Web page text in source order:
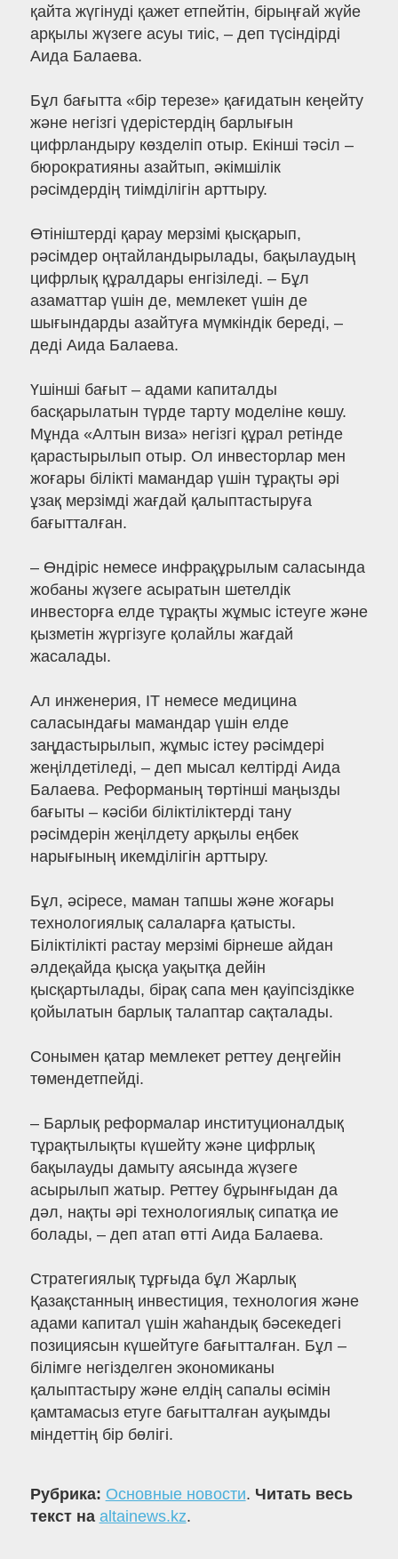
қайта жүгінуді қажет етпейтін, бірыңғай жүйе
арқылы жүзеге асуы тиіс, – деп түсіндірді
Аида Балаева.
Бұл бағытта «бір терезе» қағидатын кеңейту
және негізгі үдерістердің барлығын
цифрландыру көзделіп отыр. Екінші тәсіл –
бюрократияны азайтып, әкімшілік
рәсімдердің тиімділігін арттыру.
Өтініштерді қарау мерзімі қысқарып,
рәсімдер оңтайландырылады, бақылаудың
цифрлық құралдары енгізіледі. – Бұл
азаматтар үшін де, мемлекет үшін де
шығындарды азайтуға мүмкіндік береді, –
деді Аида Балаева.
Үшінші бағыт – адами капиталды
басқарылатын түрде тарту моделіне көшу.
Мұнда «Алтын виза» негізгі құрал ретінде
қарастырылып отыр. Ол инвесторлар мен
жоғары білікті мамандар үшін тұрақты әрі
ұзақ мерзімді жағдай қалыптастыруға
бағытталған.
– Өндіріс немесе инфрақұрылым саласында
жобаны жүзеге асыратын шетелдік
инвесторға елде тұрақты жұмыс істеуге және
қызметін жүргізуге қолайлы жағдай
жасалады.
Ал инженерия, IT немесе медицина
саласындағы мамандар үшін елде
заңдастырылып, жұмыс істеу рәсімдері
жеңілдетіледі, – деп мысал келтірді Аида
Балаева. Реформаның төртінші маңызды
бағыты – кәсіби біліктіліктерді тану
рәсімдерін жеңілдету арқылы еңбек
нарығының икемділігін арттыру.
Бұл, әсіресе, маман тапшы және жоғары
технологиялық салаларға қатысты.
Біліктілікті растау мерзімі бірнеше айдан
әлдеқайда қысқа уақытқа дейін
қысқартылады, бірақ сапа мен қауіпсіздікке
қойылатын барлық талаптар сақталады.
Сонымен қатар мемлекет реттеу деңгейін
төмендетпейді.
– Барлық реформалар институционалдық
тұрақтылықты күшейту және цифрлық
бақылауды дамыту аясында жүзеге
асырылып жатыр. Реттеу бұрынғыдан да
дәл, нақты әрі технологиялық сипатқа ие
болады, – деп атап өтті Аида Балаева.
Стратегиялық тұрғыда бұл Жарлық
Қазақстанның инвестиция, технология және
адами капитал үшін жаһандық бәсекедегі
позициясын күшейтуге бағытталған. Бұл –
білімге негізделген экономиканы
қалыптастыру және елдің сапалы өсімін
қамтамасыз етуге бағытталған ауқымды
міндеттің бір бөлігі.
Рубрика: Основные новости. Читать весь
текст на altainews.kz.